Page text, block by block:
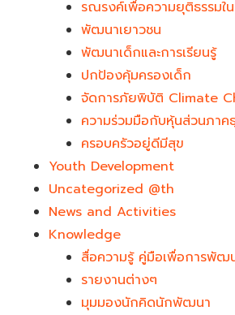
รณรงค์เพื่อความยุติธรรมใ
พัฒนาเยาวชน
พัฒนาเด็กและการเรียนรู้
ปกป้องคุ้มครองเด็ก
จัดการภัยพิบัติ Climate
ความร่วมมือกับหุ้นส่วนภาค
ครอบครัวอยู่ดีมีสุข
Youth Development​
Uncategorized @th
News and Activities
Knowledge
สื่อความรู้ คู่มือเพื่อการพัฒ
รายงานต่างๆ
มุมมองนักคิดนักพัฒนา